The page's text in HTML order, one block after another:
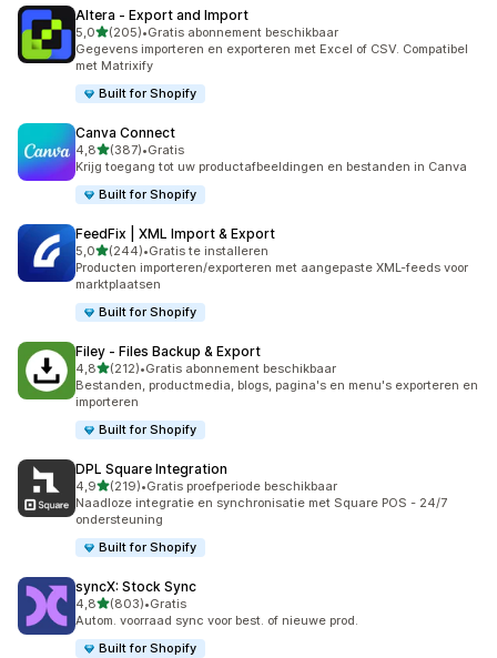
Altera ‑ Export and Import
5,0van 5 sterren
(205)
205 recensies in totaal
•Gratis abonnement beschikbaar
Gegevens importeren en exporteren met Excel of CSV. Compatibel
met Matrixify
Built for Shopify
Canva Connect
4,8van 5 sterren
(387)
387 recensies in totaal
•Gratis
Krijg toegang tot uw productafbeeldingen en bestanden in Canva
Built for Shopify
FeedFix | XML Import & Export
5,0van 5 sterren
(244)
244 recensies in totaal
•Gratis te installeren
Producten importeren/exporteren met aangepaste XML-feeds voor
marktplaatsen
Built for Shopify
Filey ‑ Files Backup & Export
4,8van 5 sterren
(212)
212 recensies in totaal
•Gratis abonnement beschikbaar
Bestanden, productmedia, blogs, pagina's en menu's exporteren en
importeren
Built for Shopify
DPL Square Integration
4,9van 5 sterren
(219)
219 recensies in totaal
•Gratis proefperiode beschikbaar
Naadloze integratie en synchronisatie met Square POS - 24/7
ondersteuning
Built for Shopify
syncX: Stock Sync
4,8van 5 sterren
(803)
803 recensies in totaal
•Gratis
Autom. voorraad sync voor best. of nieuwe prod.
Built for Shopify